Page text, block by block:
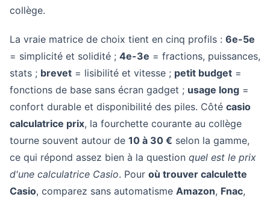
collège.
La vraie matrice de choix tient en cinq profils : 6e-5e
= simplicité et solidité ; 4e-3e = fractions, puissances,
stats ; brevet = lisibilité et vitesse ; petit budget =
fonctions de base sans écran gadget ; usage long =
confort durable et disponibilité des piles. Côté casio
calculatrice prix, la fourchette courante au collège
tourne souvent autour de 10 à 30 € selon la gamme,
ce qui répond assez bien à la question quel est le prix
d'une calculatrice Casio. Pour où trouver calculette
Casio, comparez sans automatisme Amazon, Fnac,